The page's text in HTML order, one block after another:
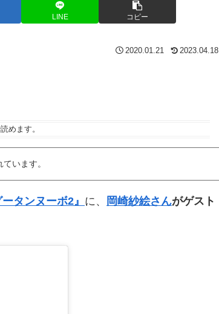
LINE コピー
2020.01.21 2023.04.18
めます。
います。
ータンヌーボ2』 に、 岡崎紗絵さんがゲスト